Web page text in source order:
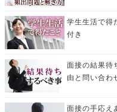
学生生活で得
付き
面接の結果待
由と問い合わ
面接の手応え